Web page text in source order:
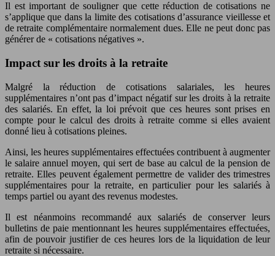
Il est important de souligner que cette réduction de cotisations ne
s’applique que dans la limite des cotisations d’assurance vieillesse et
de retraite complémentaire normalement dues. Elle ne peut donc pas
générer de « cotisations négatives ».
Impact sur les droits à la retraite
Malgré la réduction de cotisations salariales, les heures
supplémentaires n’ont pas d’impact négatif sur les droits à la retraite
des salariés. En effet, la loi prévoit que ces heures sont prises en
compte pour le calcul des droits à retraite comme si elles avaient
donné lieu à cotisations pleines.
Ainsi, les heures supplémentaires effectuées contribuent à augmenter
le salaire annuel moyen, qui sert de base au calcul de la pension de
retraite. Elles peuvent également permettre de valider des trimestres
supplémentaires pour la retraite, en particulier pour les salariés à
temps partiel ou ayant des revenus modestes.
Il est néanmoins recommandé aux salariés de conserver leurs
bulletins de paie mentionnant les heures supplémentaires effectuées,
afin de pouvoir justifier de ces heures lors de la liquidation de leur
retraite si nécessaire.